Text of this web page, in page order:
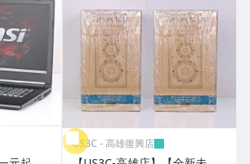
US3C - 高雄復興店